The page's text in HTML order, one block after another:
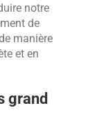
notre
de
manière
et en
grand